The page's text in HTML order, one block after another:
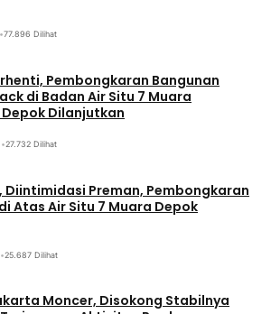
•77.896 Dilihat
Pembongkaran Bangunan
di Badan Air Situ 7 Muara
Dilanjutkan
•27.732 Dilihat
Diintimidasi Preman, Pembongkaran
Atas Air Situ 7 Muara Depok
•25.687 Dilihat
Moncer, Disokong Stabilnya